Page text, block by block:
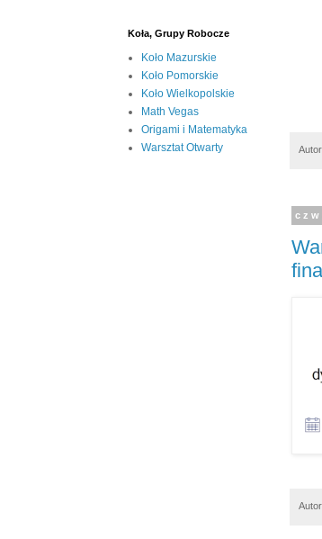
Koła, Grupy Robocze
Koło Mazurskie
Koło Pomorskie
Koło Wielkopolskie
Math Vegas
Origami i Matematyka
Warsztat Otwarty